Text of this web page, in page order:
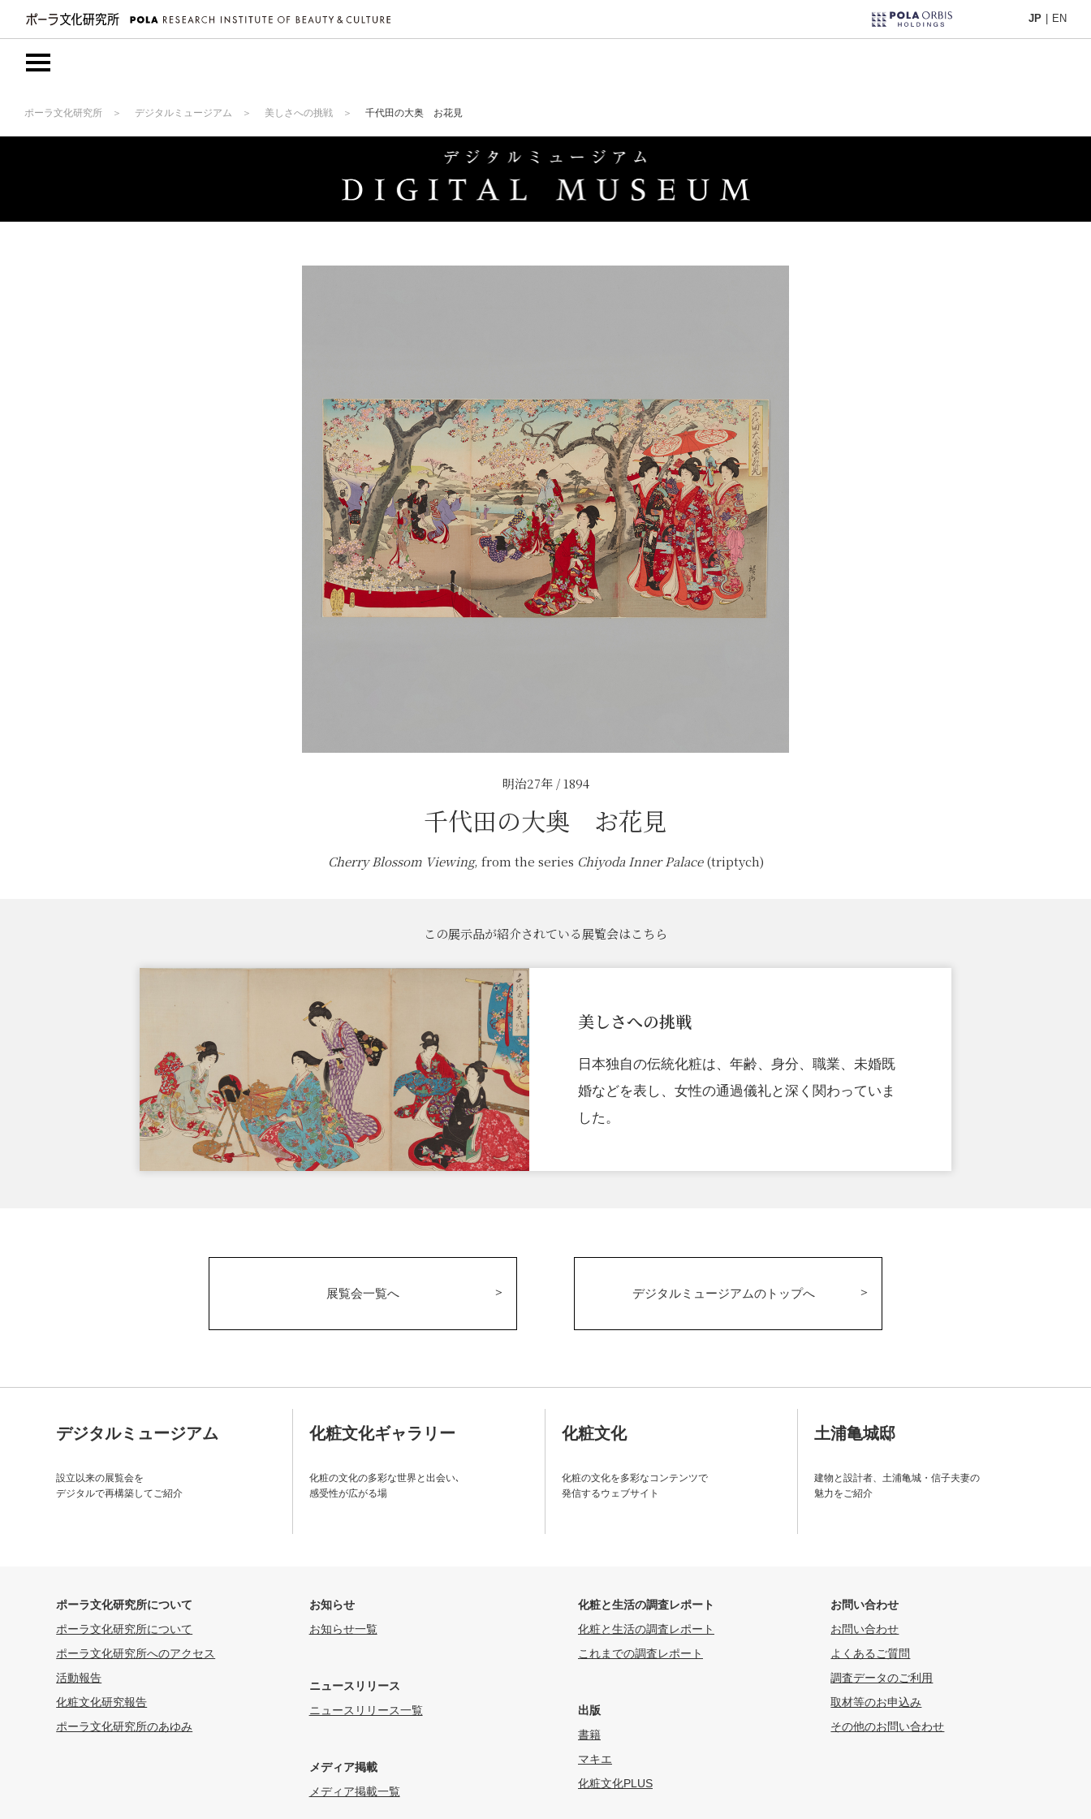
JP EN
ポーラ文化研究所 デジタルミュージアム 美しさへの挑戦 千代田の大奥 お花見
明治27年 / 1894
千代田の大奥 お花見
Cherry Blossom Viewing, from the series Chiyoda Inner Palace(triptych)
この展示品が紹介されている展覧会はこちら
美しさへの挑戦
日本独自の伝統化粧は、年齢、身分、職業、未婚既
婚などを表し、女性の通過儀礼と深く関わっていま
した。
展覧会一覧へ デジタルミュージアムのトップへ
デジタルミュージアム
設立以来の展覧会を
デジタルで再構築してご紹介
化粧文化ギャラリー
化粧の文化の多彩な世界と出会い､
感受性が広がる場
化粧文化
化粧の文化を多彩なコンテンツで
発信するウェブサイト
土浦亀城邸
建物と設計者、土浦亀城・信子夫妻の
魅力をご紹介
ポーラ文化研究所について
ポーラ文化研究所について
ポーラ文化研究所へのアクセス
活動報告
化粧文化研究報告
ポーラ文化研究所のあゆみ
お知らせ
お知らせ一覧
ニュースリリース
ニュースリリース一覧
メディア掲載
メディア掲載一覧
化粧と生活の調査レポート
化粧と生活の調査レポート
これまでの調査レポート
出版
書籍
マキエ
化粧文化PLUS
お問い合わせ
お問い合わせ
よくあるご質問
調査データのご利用
取材等のお申込み
その他のお問い合わせ